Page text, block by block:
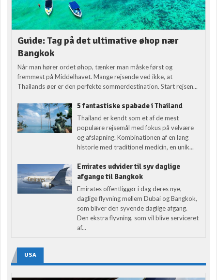
Guide: Tag på det ultimative øhop nær
Bangkok
Når man hører ordet øhop, tænker man måske først og
fremmest på Middelhavet. Mange rejsende ved ikke, at
Thailands øer er den perfekte sommerdestination. Start rejsen...
5 fantastiske spabade i Thailand
Thailand er kendt som et af de mest
populære rejsemål med fokus på velvære
og afslapning. Kombinationen af en lang
historie med traditionel medicin, en unik...
Emirates udvider til syv daglige
afgange til Bangkok
Emirates offentliggør i dag deres nye,
daglige flyvning mellem Dubai og Bangkok,
som bliver den syvende daglige afgang.
Den ekstra flyvning, som vil blive serviceret
af...
USA